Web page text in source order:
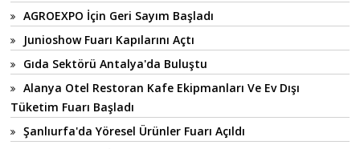
AGROEXPO İçin Geri Sayım Başladı
Junioshow Fuarı Kapılarını Açtı
Gıda Sektörü Antalya'da Buluştu
Alanya Otel Restoran Kafe Ekipmanları Ve Ev Dışı
Tüketim Fuarı Başladı
Şanlıurfa'da Yöresel Ürünler Fuarı Açıldı